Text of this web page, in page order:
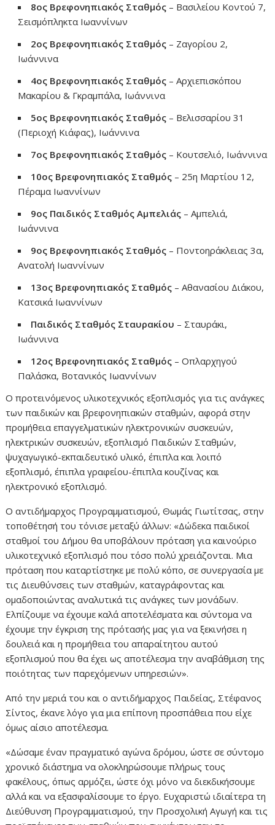
8ος Βρεφονηπιακός Σταθμός – Βασιλείου Κοντού 7,
Σεισμόπληκτα Ιωαννίνων
2ος Βρεφονηπιακός Σταθμός – Ζαγορίου 2,
Ιωάννινα
4ος Βρεφονηπιακός Σταθμός – Αρχιεπισκόπου
Μακαρίου & Γκραμπάλα, Ιωάννινα
5ος Βρεφονηπιακός Σταθμός – Βελισσαρίου 31
(Περιοχή Κιάφας), Ιωάννινα
7ος Βρεφονηπιακός Σταθμός – Κουτσελιό, Ιωάννινα
10ος Βρεφονηπιακός Σταθμός – 25η Μαρτίου 12,
Πέραμα Ιωαννίνων
9ος Παιδικός Σταθμός Αμπελιάς – Αμπελιά,
Ιωάννινα
9ος Βρεφονηπιακός Σταθμός – Ποντοηράκλειας 3α,
Ανατολή Ιωαννίνων
13ος Βρεφονηπιακός Σταθμός – Αθανασίου Διάκου,
Κατσικά Ιωαννίνων
Παιδικός Σταθμός Σταυρακίου – Σταυράκι,
Ιωάννινα
12ος Βρεφονηπιακός Σταθμός – Οπλαρχηγού
Παλάσκα, Βοτανικός Ιωαννίνων
Ο προτεινόμενος υλικοτεχνικός εξοπλισμός για τις ανάγκες
των παιδικών και βρεφονηπιακών σταθμών, αφορά στην
προμήθεια επαγγελματικών ηλεκτρονικών συσκευών,
ηλεκτρικών συσκευών, εξοπλισμό Παιδικών Σταθμών,
ψυχαγωγικό-εκπαιδευτικό υλικό, έπιπλα και λοιπό
εξοπλισμό, έπιπλα γραφείου-έπιπλα κουζίνας και
ηλεκτρονικό εξοπλισμό.
Ο αντιδήμαρχος Προγραμματισμού, Θωμάς Γιωτίτσας, στην
τοποθέτησή του τόνισε μεταξύ άλλων: «Δώδεκα παιδικοί
σταθμοί του Δήμου θα υποβάλουν πρόταση για καινούριο
υλικοτεχνικό εξοπλισμό που τόσο πολύ χρειάζονται. Μια
πρόταση που καταρτίστηκε με πολύ κόπο, σε συνεργασία με
τις Διευθύνσεις των σταθμών, καταγράφοντας και
ομαδοποιώντας αναλυτικά τις ανάγκες των μονάδων.
Ελπίζουμε να έχουμε καλά αποτελέσματα και σύντομα να
έχουμε την έγκριση της πρότασής μας για να ξεκινήσει η
δουλειά και η προμήθεια του απαραίτητου αυτού
εξοπλισμού που θα έχει ως αποτέλεσμα την αναβάθμιση της
ποιότητας των παρεχόμενων υπηρεσιών».
Από την μεριά του και ο αντιδήμαρχος Παιδείας, Στέφανος
Σίντος, έκανε λόγο για μια επίπονη προσπάθεια που είχε
όμως αίσιο αποτέλεσμα.
«Δώσαμε έναν πραγματικό αγώνα δρόμου, ώστε σε σύντομο
χρονικό διάστημα να ολοκληρώσουμε πλήρως τους
φακέλους, όπως αρμόζει, ώστε όχι μόνο να διεκδικήσουμε
αλλά και να εξασφαλίσουμε το έργο. Ευχαριστώ ιδιαίτερα τη
Διεύθυνση Προγραμματισμού, την Προσχολική Αγωγή και τις